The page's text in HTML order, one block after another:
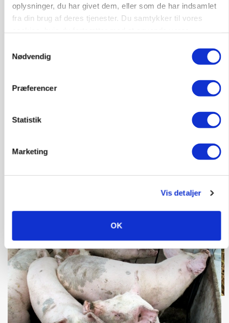
oplysninger, du har givet dem, eller som de har indsamlet
fra din brug af deres tjenester. Du samtykker til vores
Nødvendig
Præferencer
Statistik
Marketing
Vis detaljer
OK
Markvandring sætter fokus på elefantgræs
Loading...